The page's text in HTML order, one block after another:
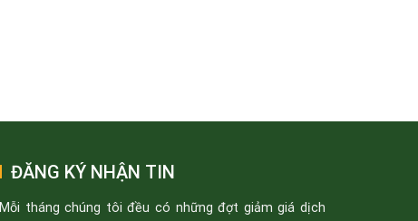
ĐĂNG KÝ NHẬN TIN
Mỗi tháng chúng tôi đều có những đợt giảm giá dịch